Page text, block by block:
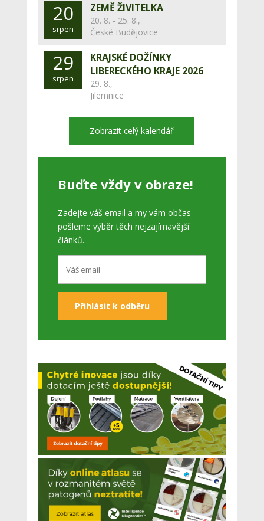
20
srpen
ZEMĚ ŽIVITELKA
20. 8. - 25. 8.,
České Budějovice
29
srpen
KRAJSKÉ DOŽÍNKY
LIBERECKÉHO KRAJE 2026
29. 8.,
Jilemnice
Zobrazit celý kalendář
Buďte vždy v obraze!
Zadejte váš email a my vám občas
pošleme výběr těch nejzajímavější
článků.